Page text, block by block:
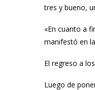
tres y bueno,
«En cuanto a
manifestó en
El regreso a
Luego de